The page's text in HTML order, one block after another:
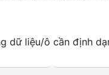
dữ liệu/ô cần định